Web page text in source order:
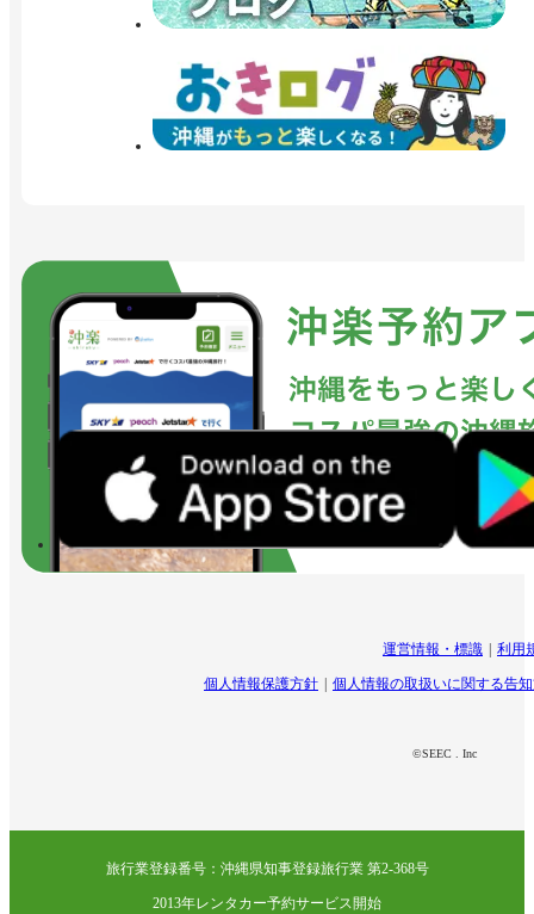
運営情報・標識 利用
個人情報保護方針 個人情報の取扱いに関する告
©SEEC . Inc
旅行業登録番号：沖縄県知事登録旅行業 第2-368号
2013年レンタカー予約サービス開始